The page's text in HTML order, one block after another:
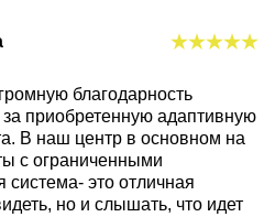
благодарность
приобретенную адаптивную
В наш центр в основном на
с ограниченными
это отличная
но и слышать, что идет